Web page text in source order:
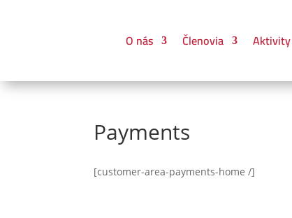
O nás Členovia Aktivity
Payments
[customer-area-payments-home /]